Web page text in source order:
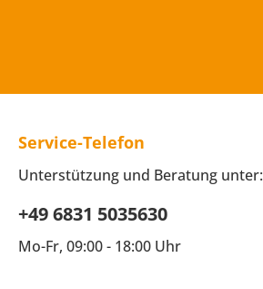
Service-Telefon
Unterstützung und Beratung unter:
+49 6831 5035630
Mo-Fr, 09:00 - 18:00 Uhr